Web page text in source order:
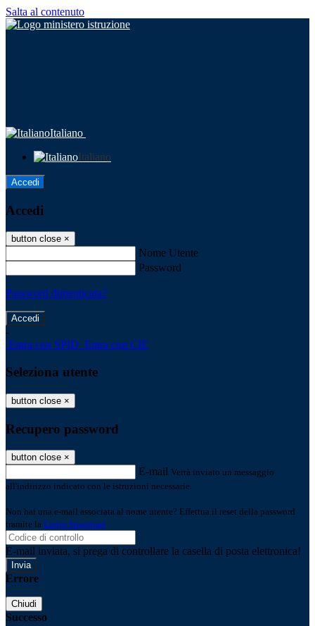
Salta al contenuto
Italiano
Italiano
Accedi
Accedi
button close ×
Nome Utente
Password
Password dimenticata?
-
Entra con SPID Entra con CIE
Seleziona utente
button close ×
Recupero password
button close ×
E-mail Verrà inviato un messaggio
all'indirizzo indicato con le istruzioni necessarie.
Non hai una e-mail associata al nome utente? Effettua il reset della password
tramite la Login Spaggiari
E-mail inviata, si prega di controllare la casella di posta elettronica!
Errore
Chiudi
Successo